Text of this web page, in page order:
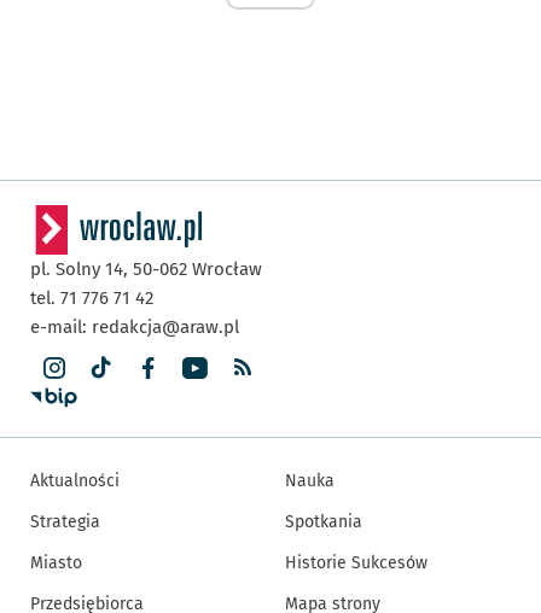
pl. Solny 14, 50-062 Wrocław
tel. 71 776 71 42
e-mail: redakcja@araw.pl
Aktualności
Strategia
Miasto
Przedsiębiorca
Nauka
Spotkania
Historie Sukcesów
Mapa strony